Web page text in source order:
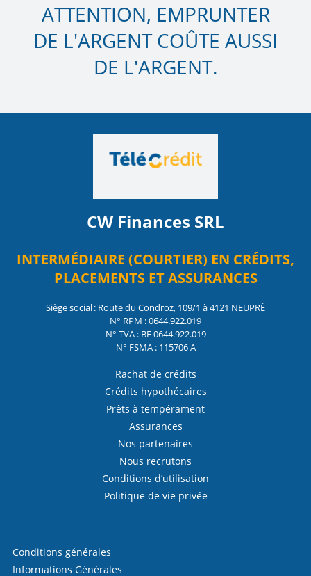
ATTENTION, EMPRUNTER
DE L'ARGENT COÛTE AUSSI
DE L'ARGENT.
CW Finances SRL
INTERMÉDIAIRE (COURTIER) EN CRÉDITS,
PLACEMENTS ET ASSURANCES
Siège social : Route du Condroz, 109/1 à 4121 NEUPRÉ
N° RPM : 0644.922.019
N° TVA : BE 0644.922.019
N° FSMA : 115706 A
Rachat de crédits
Crédits hypothécaires
Prêts à tempérament
Assurances
Nos partenaires
Nous recrutons
Conditions d’utilisation
Politique de vie privée
Conditions générales
Informations Générales